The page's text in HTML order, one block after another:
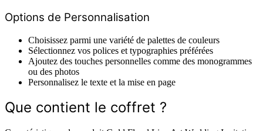
Options de Personnalisation
Choisissez parmi une variété de palettes de couleurs
Sélectionnez vos polices et typographies préférées
Ajoutez des touches personnelles comme des monogrammes
ou des photos
Personnalisez le texte et la mise en page
Que contient le coffret ?